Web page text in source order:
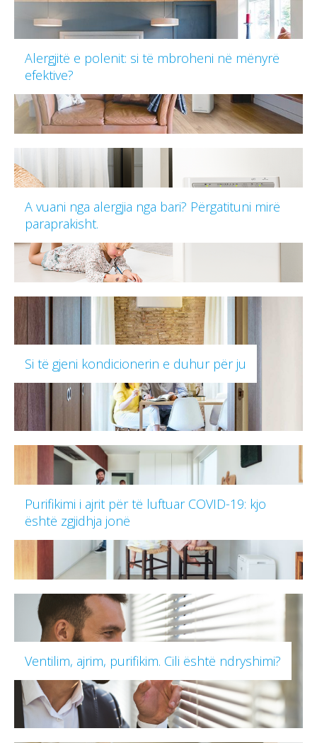
Alergjitë e polenit: si të mbroheni në mënyrë
efektive?
A vuani nga alergjia nga bari? Përgatituni mirë
paraprakisht.
Si të gjeni kondicionerin e duhur për ju
Purifikimi i ajrit për të luftuar COVID-19: kjo
është zgjidhja jonë
Ventilim, ajrim, purifikim. Cili është ndryshimi?